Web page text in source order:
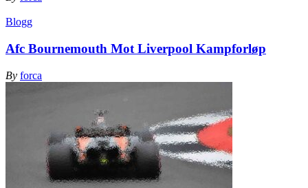
Blogg
Afc Bournemouth Mot Liverpool Kampforløp
By forca